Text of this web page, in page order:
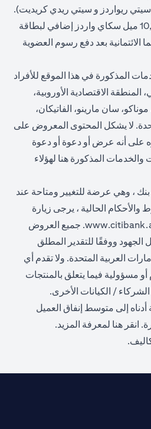
سيتي ريواردز و سيتي ريدي كريديت).
* سيتم منح 25,000 و 10,000 ميل سكاي واردز إضافي لبطاقة
الائتمانية بعد دفع رسوم العضوية
المذكورة في هذا الموقع للأفراد
المنطقة الاقتصادية الأوروبية،
سان مارينو، الفاتيكان،
لا يشكل المحتوى المعروض على
على أنه عرض أو دعوة أو دعوة
والخدمات المذكورة هنا لهؤلاء
، وهي عرضة للتغيير ومتاحة عند
الحالية ، يرجى زيارة
(opens in a new tab). جميع العروض
ووفقًا للتقدير المطلق
العربية المتحدة. ولا تقدم أي
مسؤولية فيما يتعلق بالمنتجات
/ الكيانات الأخرى.
أدناه إلى متوسط إنفاق العميل
انقر هنا لمعرفة المزيد.